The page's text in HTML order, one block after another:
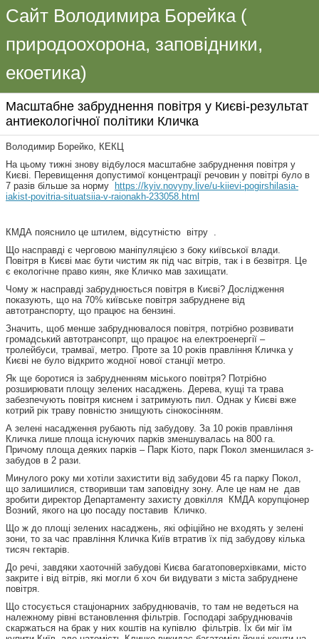
Сайт Володимира Борейка (
природоохорона, заповідники,
екоетика)
Масштабне забруднення повітря у Києві-результат
антиекологічної політики Кличка
Володимир Борейко, КЕКЦ
На цьому тижні знову відбулося масштабне забруднення повітря у
Києві. Перевищення допустимої концентрації речовин у повітрі було в
7 разів більше за норму
https://kyiv.novyny.live/u-kiievi-pogirshilasia-
iakist-povitria-situatsiia-v-raionakh-233058.html
КМДА пояснило це штилем, відсутністю вітру .
Що насправді є черговою маніпуляцією з боку київської влади.
Повітря в Києві має бути чистим як під час вітрів, так і в безвітря. Це
є екологічне право киян, яке Кличко мав захищати.
Чому ж насправді забруднюється повітря в Києві? Дослідження
показують, що на 70% київське повітря забруднене від
автотранспорту, що працює на бензині.
Значить, щоб менше забруднювалося повітря, потрібно розвивати
громадський автотрансопрт, що працює на електроенергії –
тролейбуси, трамваї, метро. Проте за 10 років правління Кличка у
Києві не було відкрито жодної нової станції метро.
Як ще боротися із забрудненням міського повітря? Потрібно
розширювати площу зелених насаджень. Дерева, кущі та трава
забезпечують повітря киснем і затримують пил. Однак у Києві вже
котрий рік траву повністю знищують сінокосінням.
А зелені насадження рубають під забудову. За 10 років правління
Кличка лише площа існуючих парків зменшувалась на 800 га.
Причому площа деяких парків – Парк Кіото, парк Покол зменшилася з-
забудов в 2 рази.
Минулого року ми хотіли захистити від забудови 45 га парку Покол,
що залишилися, створивши там заповідну зону. Але це нам не дав
зробити директор Департаменту захисту довкілля КМДА корупціонер
Возний, якого на цю посаду поставив Кличко.
Що ж до площі зелених насаджень, які офіційно не входять у зелені
зони, то за час правління Кличка Київ втратив їх під забудову кілька
тисяч гектарів.
До речі, завдяки хаоточній забудові Києва багатоповерхівками, місто
закрите і від вітрів, які могли б хоч би видувати з міста забруднене
повітря.
Що стосується стаціонарних забруднювачів, то там не ведеться на
належному рівні встановлення фільтрів. Господарі забруднювачів
скаржаться на брак у них коштів на купівлю фільтрів. Їх би міг їм